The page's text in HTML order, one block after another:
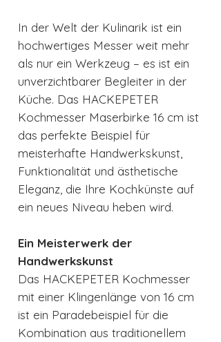
In der Welt der Kulinarik ist ein
hochwertiges Messer weit mehr
als nur ein Werkzeug – es ist ein
unverzichtbarer Begleiter in der
Küche. Das HACKEPETER
Kochmesser Maserbirke 16 cm ist
das perfekte Beispiel für
meisterhafte Handwerkskunst,
Funktionalität und ästhetische
Eleganz, die Ihre Kochkünste auf
ein neues Niveau heben wird.
Ein Meisterwerk der
Handwerkskunst
Das HACKEPETER Kochmesser
mit einer Klingenlänge von 16 cm
ist ein Paradebeispiel für die
Kombination aus traditionellem